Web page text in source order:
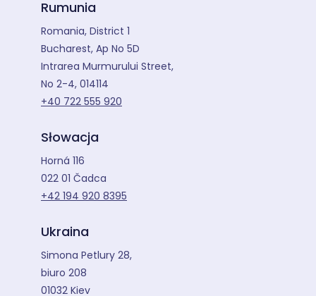
Rumunia
Romania, District 1
Bucharest, Ap No 5D
Intrarea Murmurului Street,
No 2-4, 014114
+40 722 555 920
Słowacja
Horná 116
022 01 Čadca
+42 194 920 8395
Ukraina
Simona Petlury 28,
biuro 208
01032 Kiev